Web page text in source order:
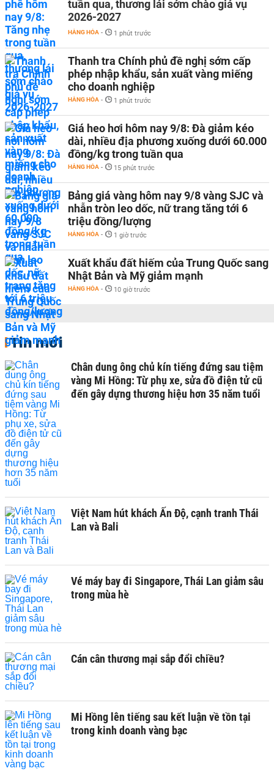
tuần qua, thương lái sớm chào giá vụ
2026-2027
HÀNG HÓA - 1 phút trước
Thanh tra Chính phủ đề nghị sớm cấp
phép nhập khẩu, sản xuất vàng miếng
cho doanh nghiệp
HÀNG HÓA - 1 phút trước
Giá heo hơi hôm nay 9/8: Đà giảm kéo
dài, nhiều địa phương xuống dưới 60.000
đồng/kg trong tuần qua
HÀNG HÓA - 15 phút trước
Bảng giá vàng hôm nay 9/8 vàng SJC và
nhẫn tròn leo dốc, nữ trang tăng tới 6
triệu đồng/lượng
HÀNG HÓA - 1 giờ trước
Xuất khẩu đất hiếm của Trung Quốc sang
Nhật Bản và Mỹ giảm mạnh
HÀNG HÓA - 10 giờ trước
Tin mới
Chân dung ông chủ kín tiếng đứng sau tiệm
vàng Mi Hồng: Từ phụ xe, sửa đồ điện tử cũ
đến gây dựng thương hiệu hơn 35 năm tuổi
Việt Nam hút khách Ấn Độ, cạnh tranh Thái
Lan và Bali
Vé máy bay đi Singapore, Thái Lan giảm sâu
trong mùa hè
Cán cân thương mại sắp đổi chiều?
Mi Hồng lên tiếng sau kết luận về tồn tại
trong kinh doanh vàng bạc